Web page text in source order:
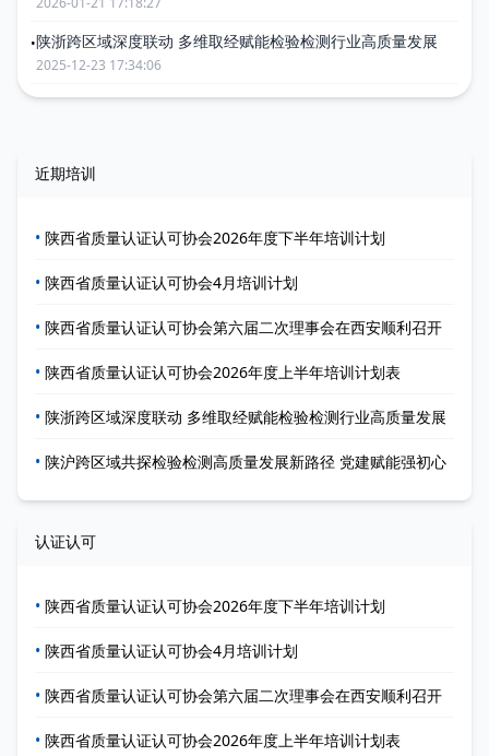
•陕浙跨区域深度联动 多维取经赋能检验检测行业高质量发展
2025-12-23 17:34:06
近期培训
• 陕西省质量认证认可协会2026年度下半年培训计划
• 陕西省质量认证认可协会4月培训计划
• 陕西省质量认证认可协会第六届二次理事会在西安顺利召开
• 陕西省质量认证认可协会2026年度上半年培训计划表
• 陕浙跨区域深度联动 多维取经赋能检验检测行业高质量发展
• 陕沪跨区域共探检验检测高质量发展新路径 党建赋能强初心
认证认可
• 陕西省质量认证认可协会2026年度下半年培训计划
• 陕西省质量认证认可协会4月培训计划
• 陕西省质量认证认可协会第六届二次理事会在西安顺利召开
• 陕西省质量认证认可协会2026年度上半年培训计划表